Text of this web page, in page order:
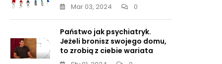
Mar 03, 2024 0
Państwo jak psychiatryk.
Jeżeli bronisz swojego domu,
to zrobią z ciebie wariata